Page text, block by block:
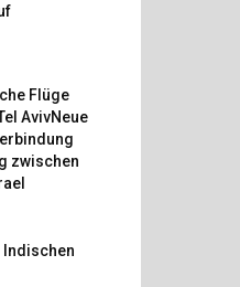
Flüge
AvivNeue
zwischen
Indischen